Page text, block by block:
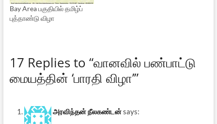
Bay Area பகுதியில் தமிழ்ப்
புத்தாண்டு விழா
17 Replies to “வானவில் பண்பாட்டு
மையத்தின் ‘பாரதி விழா’”
அரவிந்தன் நீலகண்டன்says: